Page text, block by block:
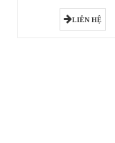
LIÊN HỆ